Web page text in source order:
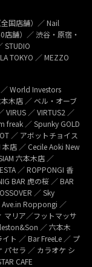
国店舗）／ Nail
舗）／ 渋谷・原宿・
STUDIO
TOKYO ／ MEZZO
World Investors
本木店 ／ ベル・オーブ
／ VIRTUS2 ／
freak ／ Spunky GOLD
／ アボットチョイス
店 ／ Cecile Aoki New
六本木店 ／
／ ROPPONGI 香
BAR 虎の桜 ／ BAR
／ Sky
Roppongi ／
マリア／フットマッサ
／ 六本木
ト ／ Bar FreeLe ／ プ
パセラ ／ カラオケ シ
CAFE